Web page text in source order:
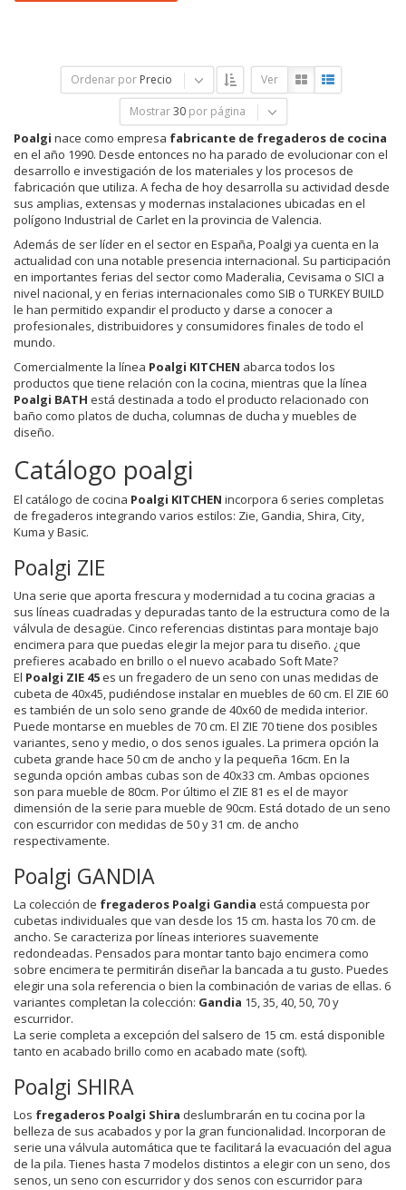
Ordenar por Precio Ver
Mostrar 30 por página
Poalgi nace como empresa fabricante de fregaderos de cocina
en el año 1990. Desde entonces no ha parado de evolucionar con el
desarrollo e investigación de los materiales y los procesos de
fabricación que utiliza. A fecha de hoy desarrolla su actividad desde
sus amplias, extensas y modernas instalaciones ubicadas en el
polígono Industrial de Carlet en la provincia de Valencia.
Además de ser líder en el sector en España, Poalgi ya cuenta en la
actualidad con una notable presencia internacional. Su participación
en importantes ferias del sector como Maderalia, Cevisama o SICI a
nivel nacional, y en ferias internacionales como SIB o TURKEY BUILD
le han permitido expandir el producto y darse a conocer a
profesionales, distribuidores y consumidores finales de todo el
mundo.
Comercialmente la línea Poalgi KITCHEN abarca todos los
productos que tiene relación con la cocina, mientras que la línea
Poalgi BATH está destinada a todo el producto relacionado con
baño como platos de ducha, columnas de ducha y muebles de
diseño.
Catálogo poalgi
El catálogo de cocina Poalgi KITCHEN incorpora 6 series completas
de fregaderos integrando varios estilos: Zie, Gandia, Shira, City,
Kuma y Basic.
Poalgi ZIE
Una serie que aporta frescura y modernidad a tu cocina gracias a
sus líneas cuadradas y depuradas tanto de la estructura como de la
válvula de desagüe. Cinco referencias distintas para montaje bajo
encimera para que puedas elegir la mejor para tu diseño. ¿que
prefieres acabado en brillo o el nuevo acabado Soft Mate?
El Poalgi ZIE 45es un fregadero de un seno con unas medidas de
cubeta de 40x45, pudiéndose instalar en muebles de 60 cm. El ZIE 60
es también de un solo seno grande de 40x60 de medida interior.
Puede montarse en muebles de 70 cm. El ZIE 70 tiene dos posibles
variantes, seno y medio, o dos senos iguales. La primera opción la
cubeta grande hace 50 cm de ancho y la pequeña 16cm. En la
segunda opción ambas cubas son de 40x33 cm. Ambas opciones
son para mueble de 80cm. Por último el ZIE 81 es el de mayor
dimensión de la serie para mueble de 90cm. Está dotado de un seno
con escurridor con medidas de 50 y 31 cm. de ancho
respectivamente.
Poalgi GANDIA
La colección de fregaderos Poalgi Gandia está compuesta por
cubetas individuales que van desde los 15 cm. hasta los 70 cm. de
ancho. Se caracteriza por líneas interiores suavemente
redondeadas. Pensados para montar tanto bajo encimera como
sobre encimera te permitirán diseñar la bancada a tu gusto. Puedes
elegir una sola referencia o bien la combinación de varias de ellas. 6
variantes completan la colección: Gandia 15, 35, 40, 50, 70 y
escurridor.
La serie completa a excepción del salsero de 15 cm. está disponible
tanto en acabado brillo como en acabado mate (soft).
Poalgi SHIRA
Los fregaderos Poalgi Shira deslumbrarán en tu cocina por la
belleza de sus acabados y por la gran funcionalidad. Incorporan de
serie una válvula automática que te facilitará la evacuación del agua
de la pila. Tienes hasta 7 modelos distintos a elegir con un seno, dos
senos, un seno con escurridor y dos senos con escurridor para